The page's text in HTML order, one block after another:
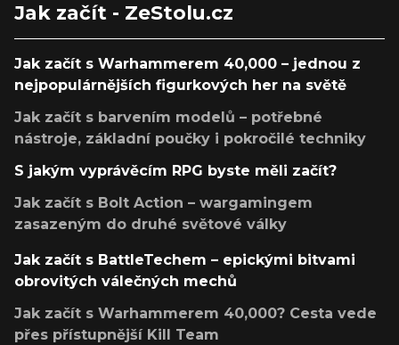
Jak začít - ZeStolu.cz
Jak začít s Warhammerem 40,000 – jednou z
nejpopulárnějších figurkových her na světě
Jak začít s barvením modelů – potřebné
nástroje, základní poučky i pokročilé techniky
S jakým vyprávěcím RPG byste měli začít?
Jak začít s Bolt Action – wargamingem
zasazeným do druhé světové války
Jak začít s BattleTechem – epickými bitvami
obrovitých válečných mechů
Jak začít s Warhammerem 40,000? Cesta vede
přes přístupnější Kill Team